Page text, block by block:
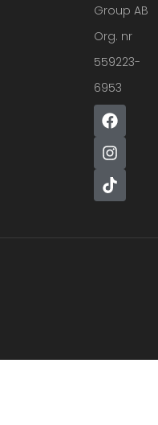
Group AB
Org. nr
559223-
6953